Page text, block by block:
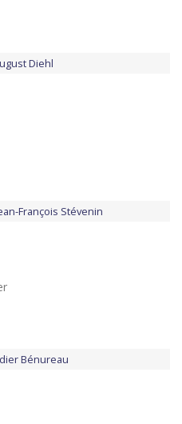
Diehl
François Stévenin
Bénureau